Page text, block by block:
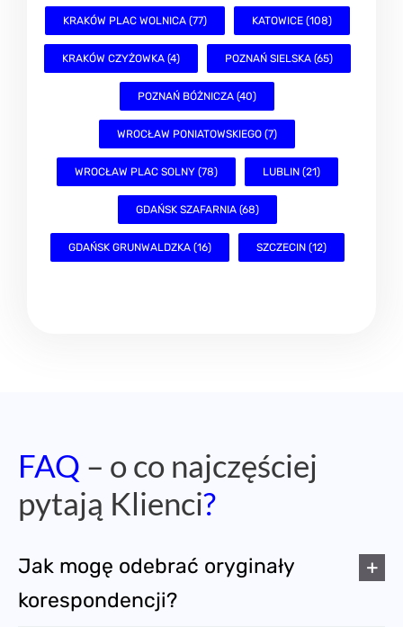
KRAKÓW PLAC WOLNICA (77) KATOWICE (108)
KRAKÓW CZYŻOWKA (4) POZNAŃ SIELSKA (65)
POZNAŃ BÓŻNICZA (40)
WROCŁAW PONIATOWSKIEGO (7)
WROCŁAW PLAC SOLNY (78) LUBLIN (21)
GDAŃSK SZAFARNIA (68)
GDAŃSK GRUNWALDZKA (16) SZCZECIN (12)
FAQ – o co najczęściej
pytają Klienci?
Jak mogę odebrać oryginały
korespondencji?